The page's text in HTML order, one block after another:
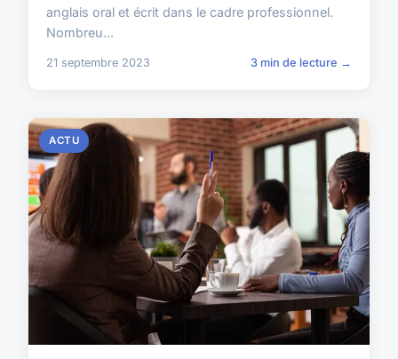
anglais oral et écrit dans le cadre professionnel.
Nombreu...
21 septembre 2023 3 min de lecture →
ACTU